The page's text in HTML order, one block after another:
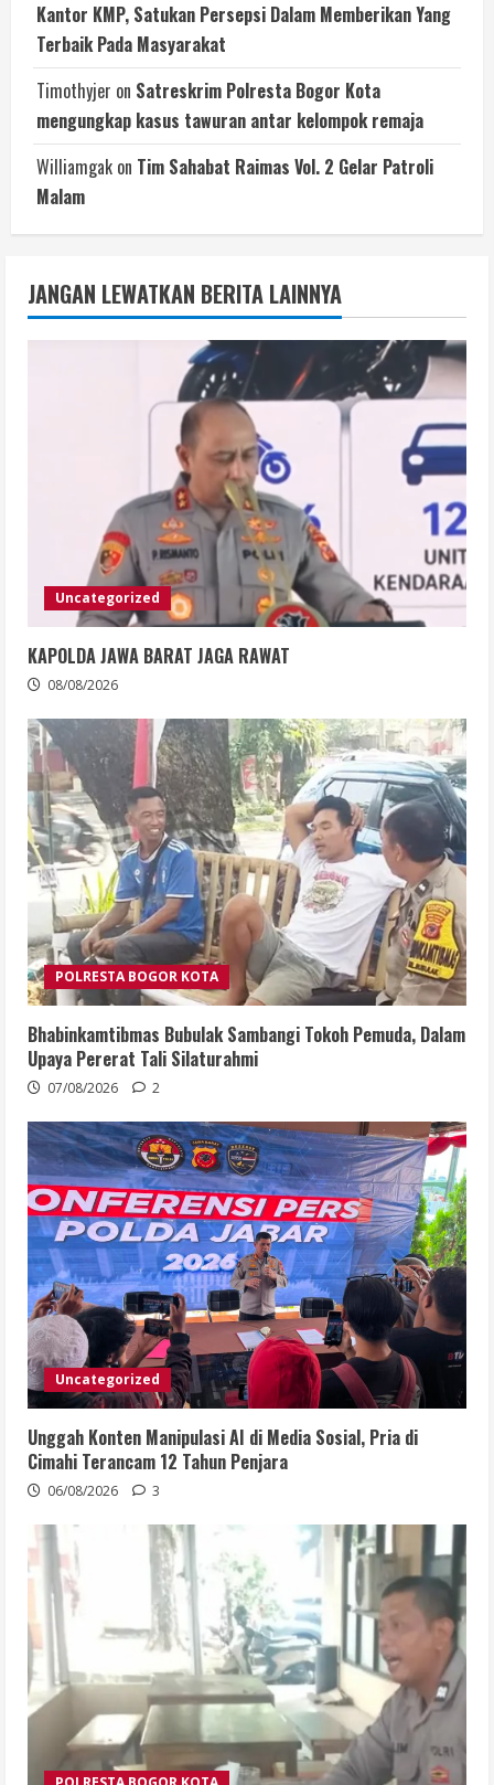
Kantor KMP, Satukan Persepsi Dalam Memberikan Yang
Terbaik Pada Masyarakat
Timothyjer on Satreskrim Polresta Bogor Kota
mengungkap kasus tawuran antar kelompok remaja
Williamgak on Tim Sahabat Raimas Vol. 2 Gelar Patroli
Malam
JANGAN LEWATKAN BERITA LAINNYA
Uncategorized
KAPOLDA JAWA BARAT JAGA RAWAT
08/08/2026
POLRESTA BOGOR KOTA
Bhabinkamtibmas Bubulak Sambangi Tokoh Pemuda, Dalam
Upaya Pererat Tali Silaturahmi
07/08/2026 2
Uncategorized
Unggah Konten Manipulasi AI di Media Sosial, Pria di
Cimahi Terancam 12 Tahun Penjara
06/08/2026 3